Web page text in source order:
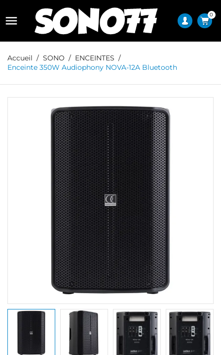
 0
Accueil SONO
ENCEINTES
Enceinte 350W Audiophony NOVA-12A Bluetooth